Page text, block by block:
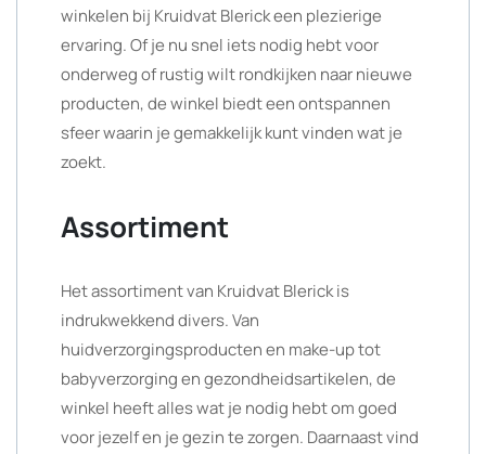
winkelen bij Kruidvat Blerick een plezierige
ervaring. Of je nu snel iets nodig hebt voor
onderweg of rustig wilt rondkijken naar nieuwe
producten, de winkel biedt een ontspannen
sfeer waarin je gemakkelijk kunt vinden wat je
zoekt.
Assortiment
Het assortiment van Kruidvat Blerick is
indrukwekkend divers. Van
huidverzorgingsproducten en make-up tot
babyverzorging en gezondheidsartikelen, de
winkel heeft alles wat je nodig hebt om goed
voor jezelf en je gezin te zorgen. Daarnaast vind